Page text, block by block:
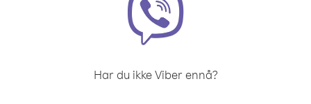
Har du ikke Viber ennå?